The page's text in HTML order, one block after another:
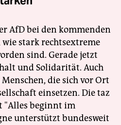
AfD bei den kommenden
stark rechtsextreme
sind. Gerade jetzt
und Solidarität. Auch
die sich vor Ort
einsetzen. Die taz
"Alles beginnt im
unterstützt bundesweit